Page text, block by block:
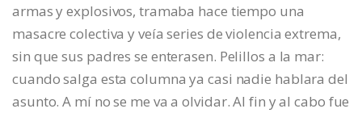
armas y explosivos, tramaba hace tiempo una
masacre colectiva y veía series de violencia extrema,
sin que sus padres se enterasen. Pelillos a la mar:
cuando salga esta columna ya casi nadie hablara del
asunto. A mí no se me va a olvidar. Al fin y al cabo fue